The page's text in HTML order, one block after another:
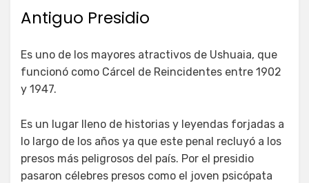
Antiguo Presidio
Es uno de los mayores atractivos de Ushuaia, que
funcionó como Cárcel de Reincidentes entre 1902
y 1947.
Es un lugar lleno de historias y leyendas forjadas a
lo largo de los años ya que este penal recluyó a los
presos más peligrosos del país. Por el presidio
pasaron célebres presos como el joven psicópata